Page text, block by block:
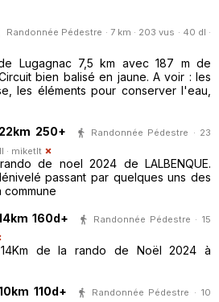
Randonnée Pédestre · 7 km · 203 vus · 40 dl ·
Lugagnac 7,5 km avec 187 m de
bien balisé en jaune. A voir : les
les éléments pour conserver l'eau,
250+
Randonnée Pédestre · 23
· miketlt
de noel 2024 de LALBENQUE.
passant par quelques uns des
commune
160d+
Randonnée Pédestre · 15
de la rando de Noël 2024 à
110d+
Randonnée Pédestre · 10